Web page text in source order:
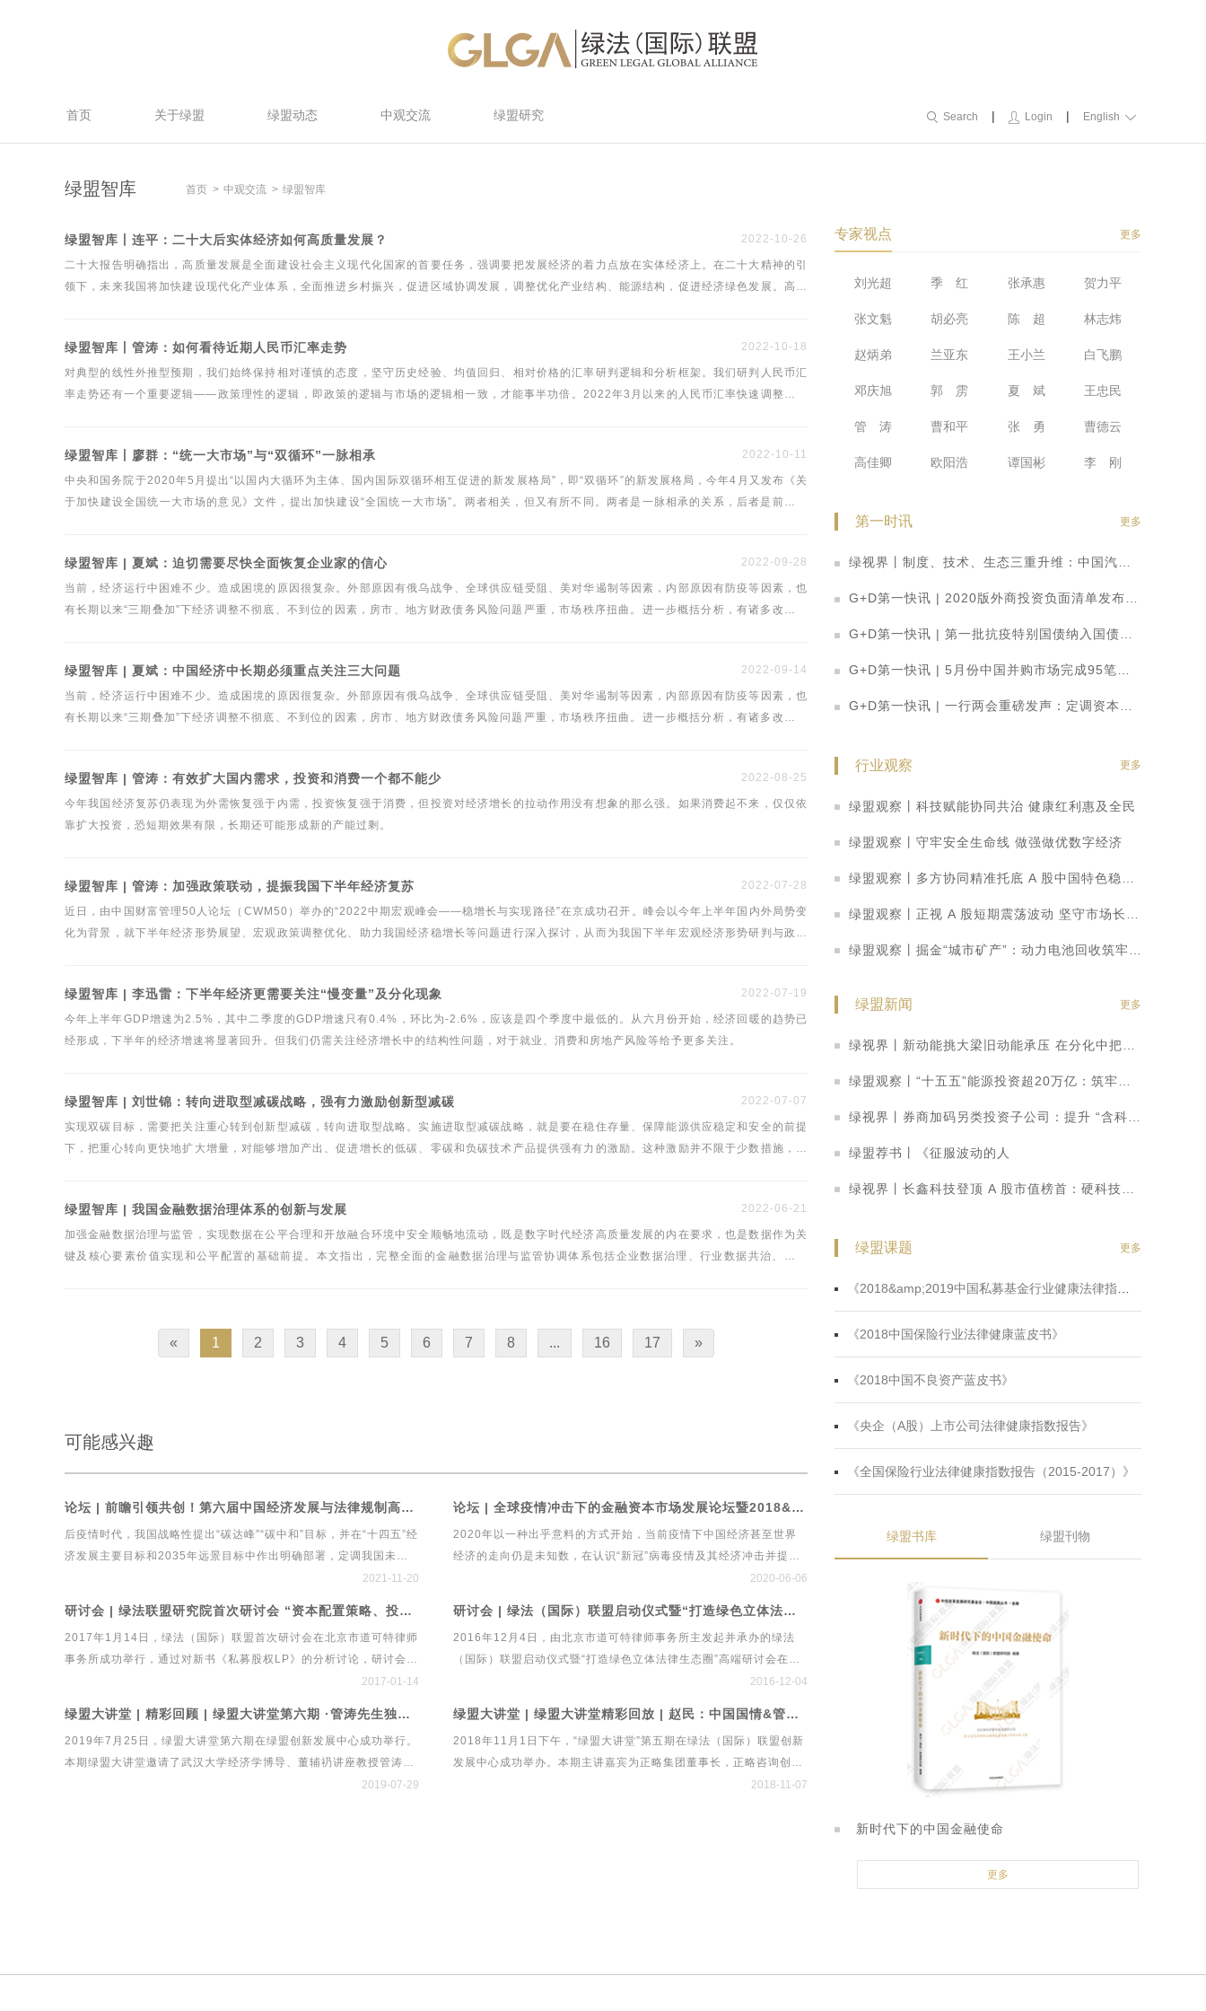
首页 关于绿盟 绿盟动态 中观交流 绿盟研究 Search | Login | English
绿盟智库 首页 中观交流 绿盟智库
绿盟智库丨连平：二十大后实体经济如何高质量发展？ 2022-10-26
二十大报告明确指出，高质量发展是全面建设社会主义现代化国家的首要任务，强调要把发展经济的着力点放在实体经济上。在二十大精神的引
领下，未来我国将加快建设现代化产业体系，全面推进乡村振兴，促进区域协调发展，调整优化产业结构、能源结构，促进经济绿色发展。高质
绿盟智库丨管涛：如何看待近期人民币汇率走势 2022-10-18
对典型的线性外推型预期，我们始终保持相对谨慎的态度，坚守历史经验、均值回归、相对价格的汇率研判逻辑和分析框架。我们研判人民币汇
率走势还有一个重要逻辑——政策理性的逻辑，即政策的逻辑与市场的逻辑相一致，才能事半功倍。2022年3月以来的人民币汇率快速调整是国
绿盟智库丨廖群：“统一大市场”与“双循环”一脉相承 2022-10-11
中央和国务院于2020年5月提出“以国内大循环为主体、国内国际双循环相互促进的新发展格局”，即“双循环”的新发展格局，今年4月又发布《关
于加快建设全国统一大市场的意见》文件，提出加快建设“全国统一大市场”。两者相关，但又有所不同。两者是一脉相承的关系，后者是前者的
绿盟智库 | 夏斌：迫切需要尽快全面恢复企业家的信心 2022-09-28
当前，经济运行中困难不少。造成困境的原因很复杂。外部原因有俄乌战争、全球供应链受阻、美对华遏制等因素，内部原因有防疫等因素，也
有长期以来“三期叠加”下经济调整不彻底、不到位的因素，房市、地方财政债务风险问题严重，市场秩序扭曲。进一步概括分析，有诸多改革不
绿盟智库 | 夏斌：中国经济中长期必须重点关注三大问题 2022-09-14
当前，经济运行中困难不少。造成困境的原因很复杂。外部原因有俄乌战争、全球供应链受阻、美对华遏制等因素，内部原因有防疫等因素，也
有长期以来“三期叠加”下经济调整不彻底、不到位的因素，房市、地方财政债务风险问题严重，市场秩序扭曲。进一步概括分析，有诸多改革不
绿盟智库 | 管涛：有效扩大国内需求，投资和消费一个都不能少 2022-08-25
今年我国经济复苏仍表现为外需恢复强于内需，投资恢复强于消费，但投资对经济增长的拉动作用没有想象的那么强。如果消费起不来，仅仅依
靠扩大投资，恐短期效果有限，长期还可能形成新的产能过剩。
绿盟智库 | 管涛：加强政策联动，提振我国下半年经济复苏 2022-07-28
近日，由中国财富管理50人论坛（CWM50）举办的“2022中期宏观峰会——稳增长与实现路径”在京成功召开。峰会以今年上半年国内外局势变
化为背景，就下半年经济形势展望、宏观政策调整优化、助力我国经济稳增长等问题进行深入探讨，从而为我国下半年宏观经济形势研判与政策
绿盟智库 | 李迅雷：下半年经济更需要关注“慢变量”及分化现象 2022-07-19
今年上半年GDP增速为2.5%，其中二季度的GDP增速只有0.4%，环比为-2.6%，应该是四个季度中最低的。从六月份开始，经济回暖的趋势已
经形成，下半年的经济增速将显著回升。但我们仍需关注经济增长中的结构性问题，对于就业、消费和房地产风险等给予更多关注。
绿盟智库 | 刘世锦：转向进取型减碳战略，强有力激励创新型减碳 2022-07-07
实现双碳目标，需要把关注重心转到创新型减碳，转向进取型战略。实施进取型减碳战略，就是要在稳住存量、保障能源供应稳定和安全的前提
下，把重心转向更快地扩大增量，对能够增加产出、促进增长的低碳、零碳和负碳技术产品提供强有力的激励。这种激励并不限于少数措施，而
绿盟智库 | 我国金融数据治理体系的创新与发展 2022-06-21
加强金融数据治理与监管，实现数据在公平合理和开放融合环境中安全顺畅地流动，既是数字时代经济高质量发展的内在要求，也是数据作为关
键及核心要素价值实现和公平配置的基础前提。本文指出，完整全面的金融数据治理与监管协调体系包括企业数据治理、行业数据共治、政府
« 1 2 3 4 5 6 7 8 ... 16 17 »
可能感兴趣
论坛 | 前瞻引领共创！第六届中国经济发展与法律规制高峰论坛暨首个绿色立体法律生态平台“绿法ECO”&建设工程行业法律健康指数发布会
后疫情时代，我国战略性提出“碳达峰”“碳中和”目标，并在“十四五”经
济发展主要目标和2035年远景目标中作出明确部署，定调我国未来
绿色发展战略建设工程行业实现绿色发展，既需要有顶层设计和战略
中的重要命题。在此背景下，绿法（国际）联盟、北京市道可特律师
事务所、新浪财经再度携手，共同举办第六届中国经济发展与法律规
制高峰论坛暨国内首个绿色立体法律生态平台系统“绿法ECO”&amp;
2021-11-20
论坛 | 全球疫情冲击下的金融资本市场发展论坛暨2018&2019中国私募基金行业法律健康蓝皮书线上发布会
2020年以一种出乎意料的方式开始，当前疫情下中国经济甚至世界
经济的走向仍是未知数，在认识“新冠”病毒疫情及其经济冲击并提出
政策建议方面，经济学家的观点仍然存在着较大的分歧。政策先行，
为代表的资产管理行业传达了怎样的政策导向？法律在本次经济危机
中应发挥什么作用？全球疫情冲击下的金融资本市场发展论坛将围绕
后疫情时代金融资本市场发展与法律规制展开深入探讨。
2020-06-06
研讨会 | 绿法联盟研究院首次研讨会 “资本配置策略、投资实践与管理之道”
2017年1月14日，绿法（国际）联盟首次研讨会在北京市道可特律师
事务所成功举行，通过对新书《私募股权LP》的分析讨论，研讨会确
立了私募股权LP的最新发展特点和趋势、中国政府引导基金和产业基
局的影响、私募股权与跨境并购等研究方向，经过多方探讨研究，本
次会议取得了丰硕成果。
2017-01-14
研讨会 | 绿法（国际）联盟启动仪式暨“打造绿色立体法律生态圈”高端研讨会
2016年12月4日，由北京市道可特律师事务所主发起并承办的绿法
（国际）联盟启动仪式暨“打造绿色立体法律生态圈”高端研讨会在北
京隆重举行。来自经济、金融、法律、文化等领域的专家学者、行业
道、中国经济导报、法制网、民主与法制、人民法治网、法制日报、
检察日报、央广传媒、今日说法、中国律师网、《投资圈》杂志、
《首席财务官》杂志等二十余家媒体进行现场报道。
2016-12-04
绿盟大讲堂 | 精彩回顾 | 绿盟大讲堂第六期 ·管涛先生独家解读贸易摩擦、经济形势与人民币汇率
2019年7月25日，绿盟大讲堂第六期在绿盟创新发展中心成功举行。
本期绿盟大讲堂邀请了武汉大学经济学博导、董辅礽讲座教授管涛先
生，他长期从事货币可兑换、国际收支、汇率政策、国际资本流动等
2019-07-29
绿盟大讲堂 | 绿盟大讲堂精彩回放 | 赵民：中国国情&管理规律——两大维度告诉你如何在中国做管理
2018年11月1日下午，“绿盟大讲堂”第五期在绿法（国际）联盟创新
发展中心成功举办。本期主讲嘉宾为正略集团董事长，正略咨询创始
人赵民先生。赵民先生从中国国情和管理规律两大维度出发，对“企业
2018-11-07
专家视点 更多
刘光超 季 红 张承惠 贺力平
张文魁 胡必亮 陈 超 林志炜
赵炳弟 兰亚东 王小兰 白飞鹏
邓庆旭 郭 雳 夏 斌 王忠民
管 涛 曹和平 张 勇 曹德云
高佳卿 欧阳浩 谭国彬 李 刚
第一时讯 更多
绿视界丨制度、技术、生态三重升维：中国汽车产业开启智能网联高质量发展新阶段
G+D第一快讯 | 2020版外商投资负面清单发布：取消券商、基金外资股比限制，放宽制造业、农业准入
G+D第一快讯 | 第一批抗疫特别国债纳入国债期货可交割券范围
G+D第一快讯 | 5月份中国并购市场完成95笔并购交易 数量整体回落
G+D第一快讯 | 一行两会重磅发声：定调资本市场改革思路 科创板迎多重利好
行业观察 更多
绿盟观察丨科技赋能协同共治 健康红利惠及全民
绿盟观察丨守牢安全生命线 做强做优数字经济
绿盟观察丨多方协同精准托底 A 股中国特色稳市机制持续显效
绿盟观察丨正视 A 股短期震荡波动 坚守市场长期向好基本面
绿盟观察丨掘金“城市矿产”：动力电池回收筑牢新能源绿色闭环
绿盟新闻 更多
绿视界丨新动能挑大梁旧动能承压 在分化中把握转型机遇
绿盟观察丨“十五五”能源投资超20万亿：筑牢安全底盘，激活绿色引擎
绿视界丨券商加码另类投资子公司：提升 “含科量” 打造科创金融转型新路径
绿盟荐书丨《征服波动的人
绿视界丨长鑫科技登顶 A 股市值榜首：硬科技崛起重塑 A 股价值投资逻辑
绿盟课题 更多
《2018&amp;2019中国私募基金行业健康法律指数蓝皮书》
《2018中国保险行业法律健康蓝皮书》
《2018中国不良资产蓝皮书》
《央企（A股）上市公司法律健康指数报告》
《全国保险行业法律健康指数报告（2015-2017）》
绿盟书库 绿盟刊物
新时代下的中国金融使命
更多